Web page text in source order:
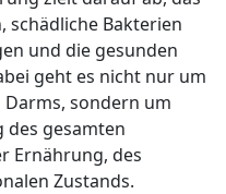
schädliche Bakterien
und die gesunden
geht es nicht nur um
sondern um
des gesamten
Ernährung, des
Zustands.